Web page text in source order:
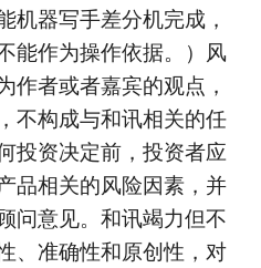
机器写手差分机完成，
能作为操作依据。）风
作者或者嘉宾的观点，
不构成与和讯相关的任
投资决定前，投资者应
品相关的风险因素，并
问意见。和讯竭力但不
、准确性和原创性，对